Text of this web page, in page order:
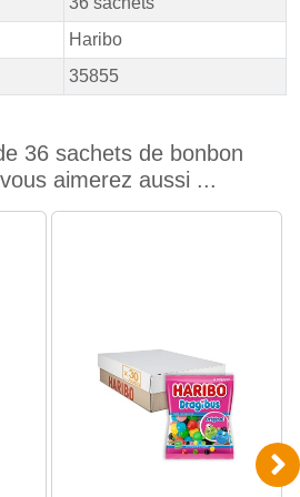
Haribo
35855
36 sachets de bonbon
aimerez aussi ...